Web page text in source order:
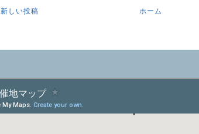
新しい投稿 ホーム